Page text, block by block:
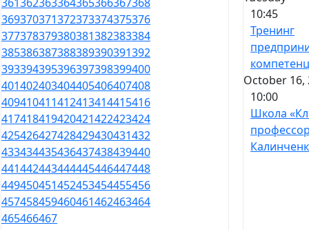
369370371372373374375376
377378379380381382383384
385386387388389390391392
393394395396397398399400
401402403404405406407408
409410411412413414415416
417418419420421422423424
425426427428429430431432
433434435436437438439440
441442443444445446447448
449450451452453454455456
457458459460461462463464
465466467
10:45
Тренинг
October 16,
10:00
Школа